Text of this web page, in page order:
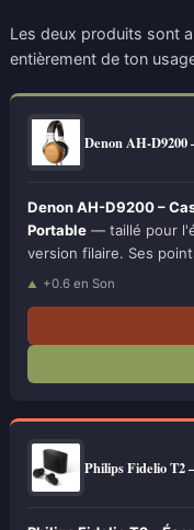
Les deux produits sont
entièrement de ton
Denon AH-
Denon AH-D9200 –
Portable — taillé pour
version filaire. Ses
+0.6 en Son
Philips Fidelio T2